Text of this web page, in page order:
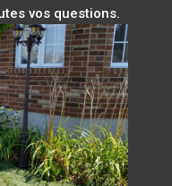
vos questions.